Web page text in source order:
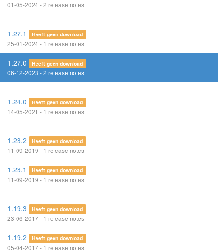
01-05-2024 - 2 release notes
1.27.1 Heeft geen download
25-01-2024 - 1 release notes
1.27.0 Heeft geen download
06-12-2023 - 2 release notes
1.24.0 Heeft geen download
14-05-2021 - 1 release notes
1.23.2 Heeft geen download
11-09-2019 - 1 release notes
1.23.1 Heeft geen download
11-09-2019 - 1 release notes
1.19.3 Heeft geen download
23-06-2017 - 1 release notes
1.19.2 Heeft geen download
05-04-2017 - 1 release notes